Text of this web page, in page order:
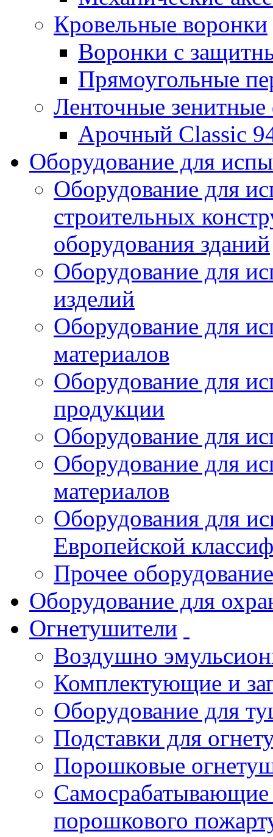
Кровельные воронки
Воронки с
Прямоугольные
Ленточные
Арочный Classic
Оборудование для
Оборудование для
строительных
оборудования зданий
Оборудование для
изделий
Оборудование для
материалов
Оборудование для
продукции
Оборудование для
Оборудование для
материалов
Оборудования для
Европейской
Прочее оборудование
Оборудование для
Огнетушители
Воздушно
Комплектующие и
Оборудование для
Подставки для
Порошковые
порошкового